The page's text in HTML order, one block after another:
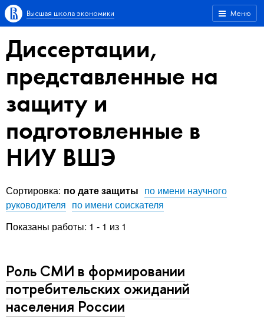
Меню
Высшая школа экономики
Диссертации,
представленные на
защиту и
подготовленные в
НИУ ВШЭ
Сортировка: по дате защиты по имени научного
руководителя по имени соискателя
Показаны работы: 1 - 1 из 1
Роль СМИ в формировании
потребительских ожиданий
населения России